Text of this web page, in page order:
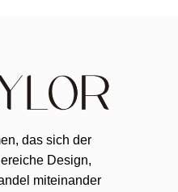
das sich der
Design,
miteinander